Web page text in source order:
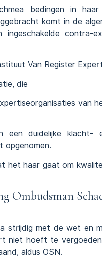
bedingen in haar
komt in de
contra-
Van Register
die
van
een duidelijke klacht-
opgenomen.
het haar gaat om
Ombudsman
strijdig met de wet en
niet hoeft te
aldus OSN.